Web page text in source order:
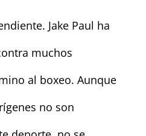
Jake Paul ha
muchos
al boxeo. Aunque
no son